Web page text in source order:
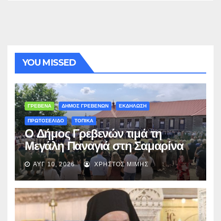
YOU MISSED
ΓΡΕΒΕΝΑ ΔΗΜΟΣ ΓΡΕΒΕΝΩΝ ΕΚΔΗΛΩΣΗ
ΠΡΩΤΟΣΕΛΙΔΟ ΤΟΠΙΚΑ
Ο Δήμος Γρεβενών τιμά τη
Μεγάλη Παναγιά στη Σαμαρίνα
με Θεία Λειτουργία και “Τσιάτσιο”
ΑΥΓ 10, 2026 ΧΡΉΣΤΟΣ ΜΊΜΗΣ